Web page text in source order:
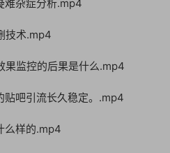
难杂症分析.mp4
技术.mp4
果监控的后果是什么.mp4
贴吧引流长久稳定。.mp4
么样的.mp4